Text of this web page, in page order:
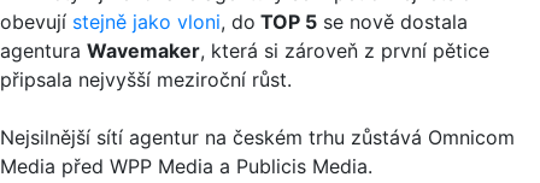
obevují stejně jako vloni, do TOP 5 se nově dostala
agentura Wavemaker, která si zároveň z první pětice
připsala nejvyšší meziroční růst.
Nejsilnější sítí agentur na českém trhu zůstává Omnicom
Media před WPP Media a Publicis Media.